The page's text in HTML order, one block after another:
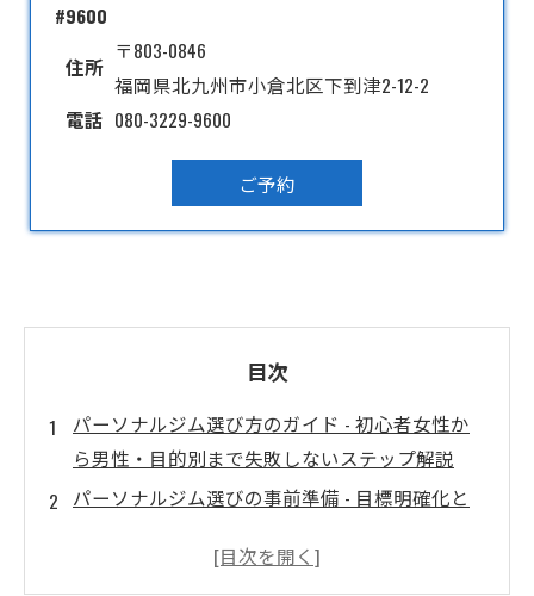
#9600
住所
〒803-0846
福岡県北九州市小倉北区下到津2-12-2
電話 080-3229-9600
ご予約
目次
パーソナルジム選び方のガイド - 初心者女性か
ら男性・目的別まで失敗しないステップ解説
パーソナルジム選びの事前準備 - 目標明確化と
パーソナルジム選びの最重要ポイント - トレー